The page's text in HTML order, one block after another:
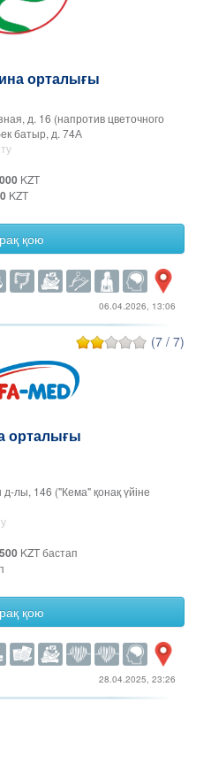
орталығы
д. 16 (напротив цветочного
батыр, д. 74А
KZT
KZT
қою
06.04.2026, 13:06
(7 / 7)
орталығы
лы, 146 ("Кема" қонақ үйіне
KZT бастап
3 500KZT бастап
бастап
бастап
қою
28.04.2025, 23:26